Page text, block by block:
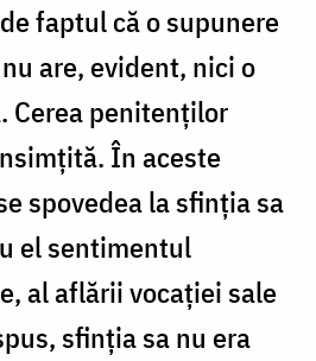
faptul că o supunere
are, evident, nici o
Cerea penitenţilor
În aceste
spovedea la sfinţia sa
el sentimentul
al aflării vocaţiei sale
sfinţia sa nu era